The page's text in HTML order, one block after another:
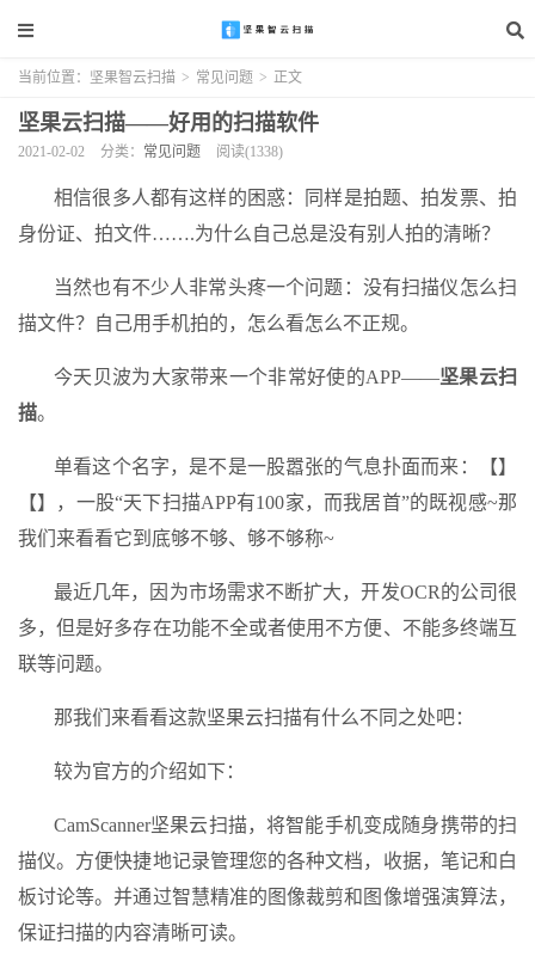
当前位置： 坚果智云扫描 > 常见问题 > 正文
坚果云扫描——好用的扫描软件
2021-02-02 分类： 常见问题 阅读(1338)
相信很多人都有这样的困惑：同样是拍题、拍发票、拍
身份证、拍文件…….为什么自己总是没有别人拍的清晰？
当然也有不少人非常头疼一个问题：没有扫描仪怎么扫
描文件？自己用手机拍的，怎么看怎么不正规。
今天贝波为大家带来一个非常好使的APP——坚果云扫
描。
单看这个名字，是不是一股嚣张的气息扑面而来：【】
【】，一股“天下扫描APP有100家，而我居首”的既视感~那
我们来看看它到底够不够、够不够称~
最近几年，因为市场需求不断扩大，开发OCR的公司很
多，但是好多存在功能不全或者使用不方便、不能多终端互
联等问题。
那我们来看看这款坚果云扫描有什么不同之处吧：
较为官方的介绍如下：
CamScanner坚果云扫描，将智能手机变成随身携带的扫
描仪。方便快捷地记录管理您的各种文档，收据，笔记和白
板讨论等。并通过智慧精准的图像裁剪和图像增强演算法，
保证扫描的内容清晰可读。